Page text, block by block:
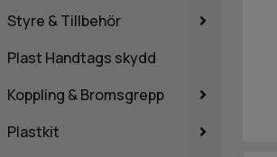
Styre & Tillbehör
Plast Handtags skydd
Koppling & Bromsgrepp
Plastkit